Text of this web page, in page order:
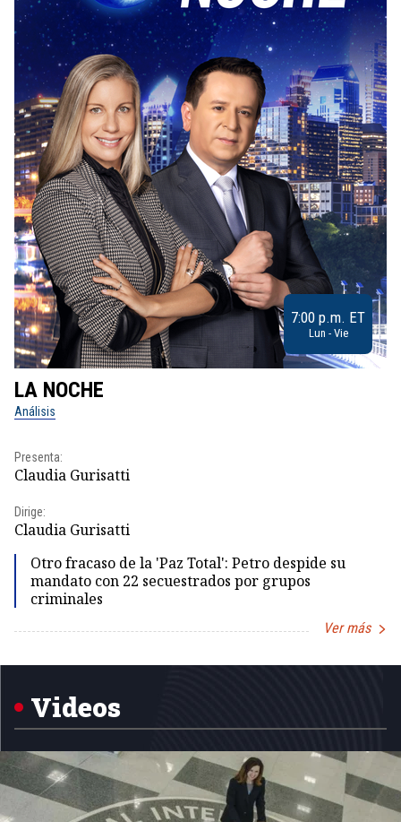
7:00 p.m. ET
Lun - Vie
LA NOCHE
Análisis
Presenta:
Claudia Gurisatti
Dirige:
Claudia Gurisatti
Otro fracaso de la 'Paz Total': Petro despide su
mandato con 22 secuestrados por grupos
criminales
Ver más
1
Videos